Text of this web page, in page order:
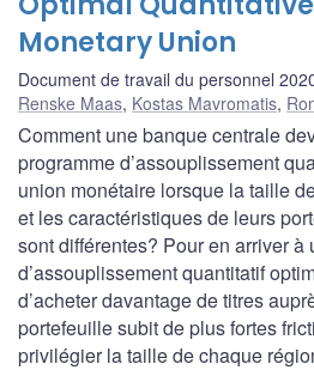
Monetary Union
Document de travail du personnel
Renske Maas, Kostas Mavromatis,
Comment une banque centrale
programme d’assouplissement
union monétaire lorsque la taille
et les caractéristiques de leurs
sont différentes? Pour en arriver à
d’assouplissement quantitatif
d’acheter davantage de titres
portefeuille subit de plus fortes
privilégier la taille de chaque